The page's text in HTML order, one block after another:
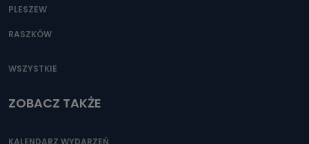
PLESZEW
RASZKÓW
WSZYSTKIE
ZOBACZ TAKŻE
KALENDARZ WYDARZEŃ